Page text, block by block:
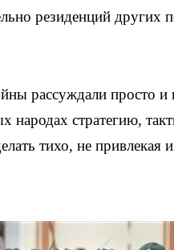
резиденций других
рассуждали просто
стратегию,
тихо, не привлекая